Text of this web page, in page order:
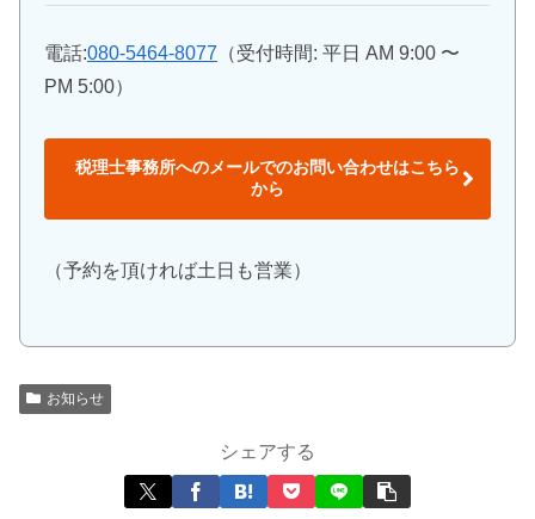
電話:080-5464-8077 （受付時間: 平日 AM 9:00 〜
PM 5:00）
税理士事務所へのメールでのお問い合わせはこちら
から
（予約を頂ければ土日も営業）
お知らせ
シェアする